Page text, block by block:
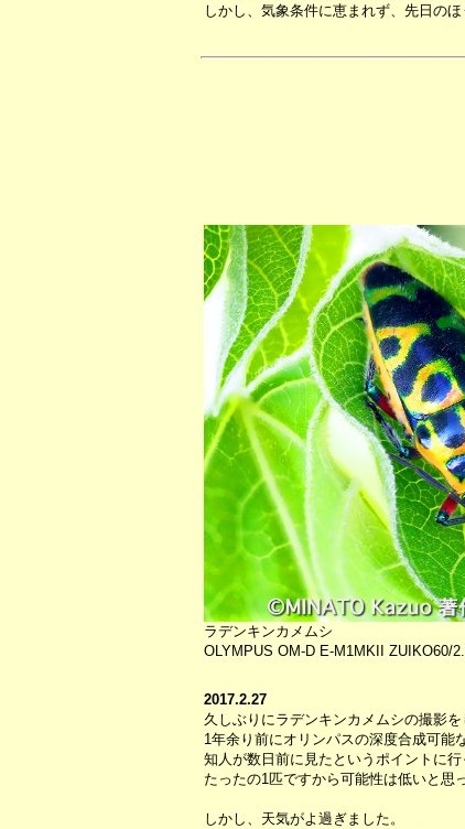
しかし、気象条件に恵まれず、先日の
ラデンキンカメムシ
OLYMPUS OM-D E-M1MKII ZUIKO60/
2017.2.27
久しぶりにラデンキンカメムシの撮影を
1年余り前にオリンパスの深度合成可能
知人が数日前に見たというポイントに行
たったの1匹ですから可能性は低いと思
しかし、天気がよ過ぎました。